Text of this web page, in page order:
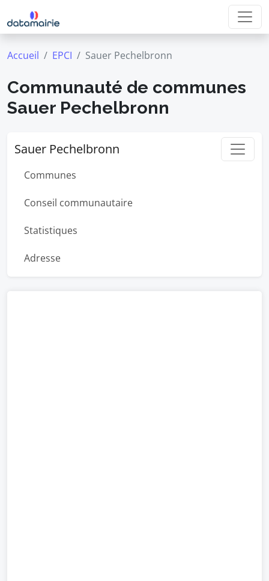
Accueil EPCI Sauer Pechelbronn
Communauté de communes
Sauer Pechelbronn
Sauer Pechelbronn
Communes
Conseil communautaire
Statistiques
Adresse